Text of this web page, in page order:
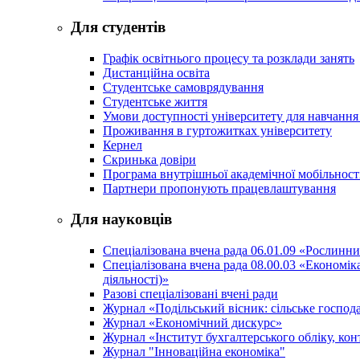
Для студентів
Графік освітнього процесу та розклади занять
Дистанційна освіта
Студентське самоврядування
Студентське життя
Умови доступності університету для
Проживання в гуртожитках університету
Кернел
Скринька довіри
Програма внутрішньої академічної
Партнери пропонують працевлаштування
Для науковців
Спеціалізована вчена рада 06.01.09
Спеціалізована вчена рада 08.00.03
діяльності)»
Разові спеціалізовані вчені ради
Журнал «Подільський вісник: сільське
Журнал «Економічний дискурс»
Журнал «Інститут бухгалтерського обліку,
Журнал "Інноваційна економіка"